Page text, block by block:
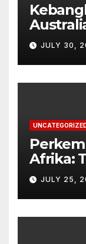
JULY 30,
Afrika:
JULY 25,